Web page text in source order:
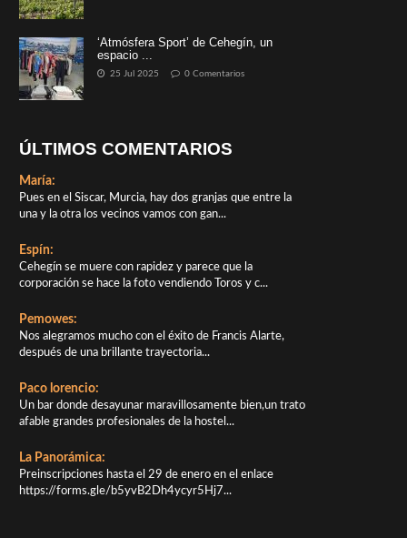
‘Atmósfera Sport’ de Cehegín, un
espacio ...
25 Jul 2025 0 Comentarios
ÚLTIMOS COMENTARIOS
María:
Pues en el Siscar, Murcia, hay dos granjas que entre la
una y la otra los vecinos vamos con gan...
Espín:
Cehegín se muere con rapidez y parece que la
corporación se hace la foto vendiendo Toros y c...
Pemowes:
Nos alegramos mucho con el éxito de Francis Alarte,
después de una brillante trayectoria...
Paco lorencio:
Un bar donde desayunar maravillosamente bien,un trato
afable grandes profesionales de la hostel...
La Panorámica:
Preinscripciones hasta el 29 de enero en el enlace
https://forms.gle/b5yvB2Dh4ycyr5Hj7...